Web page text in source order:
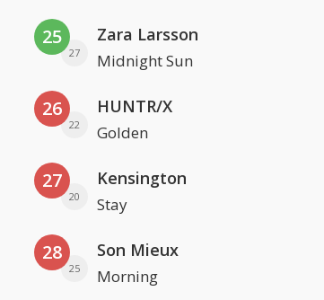
25
27
Zara Larsson
Midnight Sun
26
22
HUNTR/X
Golden
27
20
Kensington
Stay
28
25
Son Mieux
Morning